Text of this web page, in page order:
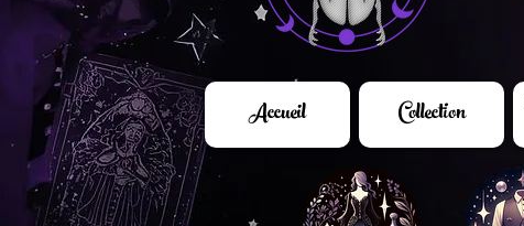
Accueil Collection